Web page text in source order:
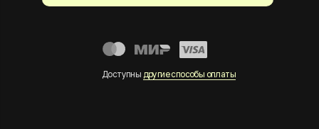
Доступны другие способы оплаты